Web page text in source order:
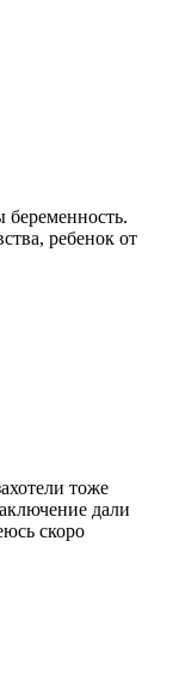
ребенок от
тоже
дали
скоро